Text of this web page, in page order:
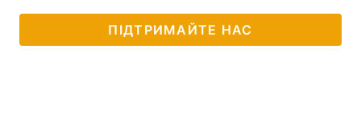
ПІДТРИМАЙТЕ НАС